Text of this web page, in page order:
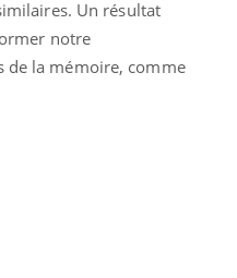
Un résultat
notre
de la mémoire, comme